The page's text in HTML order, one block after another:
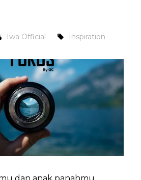
Iwa Official Inspiration